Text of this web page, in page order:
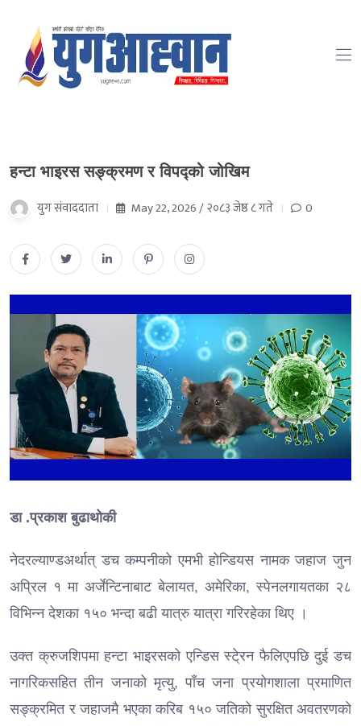
हन्टा भाइरस सङ्क्रमण र विपद्को जोखिम
युग संवाददाता May 22, 2026 / २०८३ जेष्ठ ८ गते 0
डा .प्रकाश बुढाथोकी
नेदरल्याण्डअर्थात् डच कम्पनीको एमभी होन्डियस नामक जहाज जुन
अप्रिल १ मा अर्जेन्टिनाबाट बेलायत, अमेरिका, स्पेनलगायतका २८
विभिन्न देशका १५० भन्दा बढी यात्रु यात्रा गरिरहेका थिए ।
उक्त क्रुजशिपमा हन्टा भाइरसको एन्डिस स्टे्रन फैलिएपछि दुई डच
नागरिकसहित तीन जनाको मृत्यु, पाँच जना प्रयोगशाला प्रमाणित
सङ्क्रमित र जहाजमै भएका करिब १५० जतिको सुरक्षित अवतरणको